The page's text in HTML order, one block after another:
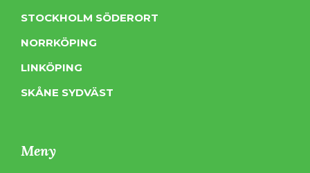
STOCKHOLM SÖDERORT
NORRKÖPING
LINKÖPING
SKÅNE SYDVÄST
Meny